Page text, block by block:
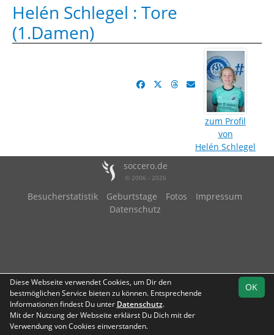
Helén Schlegel : Tore
(1.Damen)
zum Profil
von
Helén Schlegel
soccero.de
© 2006 - 2026
Besucherstatistik Geburtstage Fotos
Impressum
Datenschutz
OK
Diese Webseite verwendet Cookies, um Dir den
bestmöglichen Service bieten zu können. Entsprechende
Informationen findest Du unter Datenschutz.
Mit der Nutzung der Webseite erklärst Du Dich mit der
Verwendung von Cookies einverstanden.